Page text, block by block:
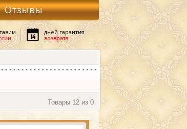
Отзывы
дней гарантия
возврата
Товары 12 из 0